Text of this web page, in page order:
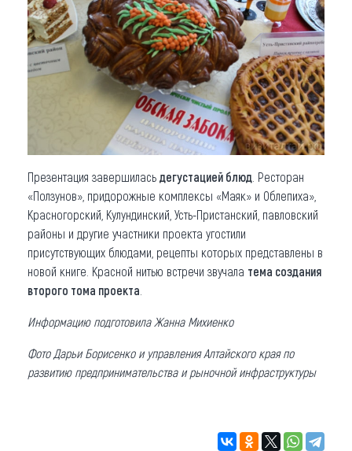
Презентация завершилась дегустацией блюд . Ресторан
«Ползунов», придорожные комплексы «Маяк» и Облепиха»,
Красногорский, Кулундинский, Усть-Пристанский, павловский
районы и другие участники проекта угостили
присутствующих блюдами, рецепты которых представлены в
новой книге. Красной нитью встречи звучала тема создания
второго тома проекта
Информацию подготовила Жанна Михиенко
Фото Дарьи Борисенко и управления Алтайского края по
развитию предпринимательства и рыночной инфраструктуры